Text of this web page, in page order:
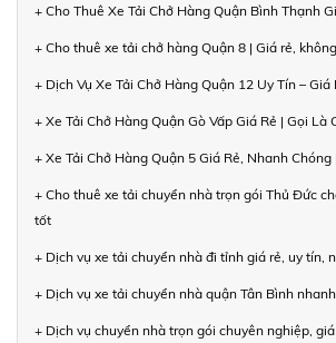
+ Cho Thuê Xe Tải Chở Hàng Quận Bình Thạnh
+ Cho thuê xe tải chở hàng Quận 8 | Giá rẻ,
+ Dịch Vụ Xe Tải Chở Hàng Quận 12 Uy Tín – Giá
+ Xe Tải Chở Hàng Quận Gò Vấp Giá Rẻ | Gọi Là
+ Xe Tải Chở Hàng Quận 5 Giá Rẻ, Nhanh Chóng
+ Cho thuê xe tải chuyển nhà trọn gói Thủ Đức
tốt
+ Dịch vụ xe tải chuyển nhà đi tỉnh giá rẻ, uy tín,
+ Dịch vụ xe tải chuyển nhà quận Tân Bình
+ Dịch vụ chuyển nhà trọn gói chuyên nghiệp,